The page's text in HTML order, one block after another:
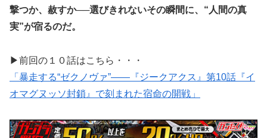
撃つか、赦すか──選びきれないその瞬間に、“人間の真
実”が宿るのだ。
▶前回の１０話はこちら・・・
「暴走する“ゼクノヴァ”――『ジークアクス』第10話『イ
オマグヌッソ封鎖』で刻まれた宿命の開戦」